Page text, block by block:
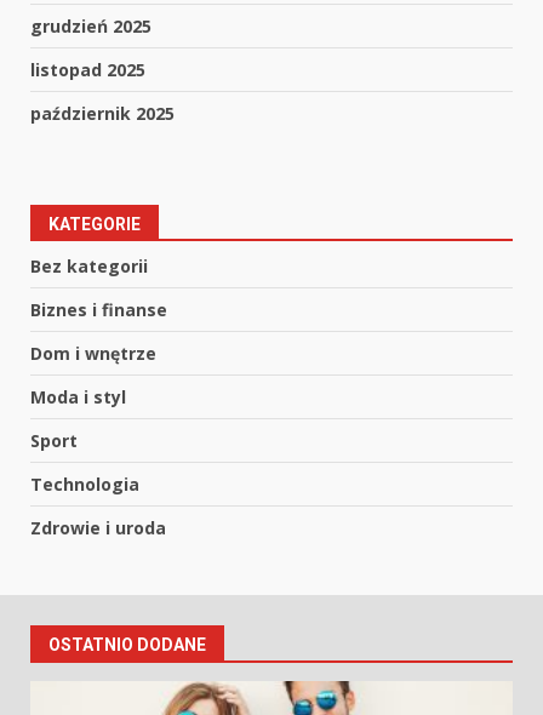
grudzień 2025
listopad 2025
październik 2025
KATEGORIE
Bez kategorii
Biznes i finanse
Dom i wnętrze
Moda i styl
Sport
Technologia
Zdrowie i uroda
OSTATNIO DODANE